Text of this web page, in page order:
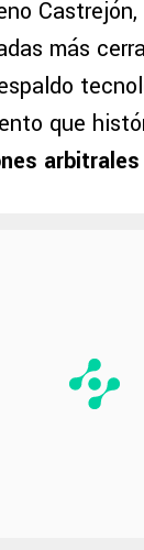
más
que